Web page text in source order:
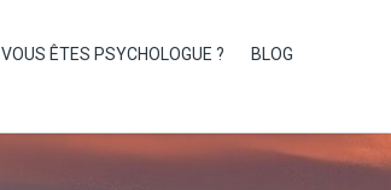
VOUS ÊTES PSYCHOLOGUE ? BLOG